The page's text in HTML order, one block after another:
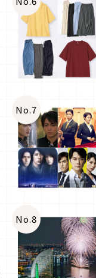
No.7
No.8